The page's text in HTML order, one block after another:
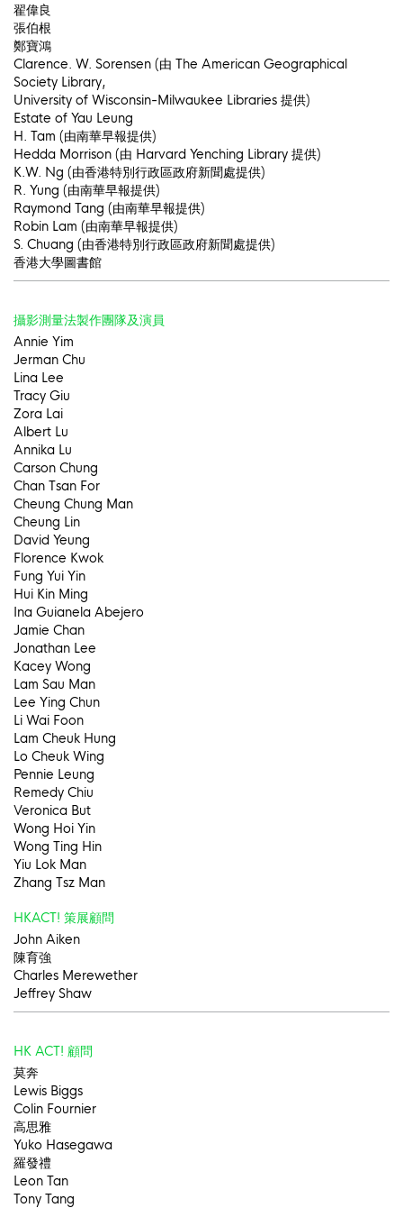
翟偉良
張伯根
鄭寶鴻
Clarence. W. Sorensen (由 The American Geographical
Society Library,
University of Wisconsin-Milwaukee Libraries 提供)
Estate of Yau Leung
H. Tam (由南華早報提供)
Hedda Morrison (由 Harvard Yenching Library 提供)
K.W. Ng (由香港特別行政區政府新聞處提供)
R. Yung (由南華早報提供)
Raymond Tang (由南華早報提供)
Robin Lam (由南華早報提供)
S. Chuang (由香港特別行政區政府新聞處提供)
香港大學圖書館
攝影測量法製作團隊及演員
Annie Yim
Jerman Chu
Lina Lee
Tracy Giu
Zora Lai
Albert Lu
Annika Lu
Carson Chung
Chan Tsan For
Cheung Chung Man
Cheung Lin
David Yeung
Florence Kwok
Fung Yui Yin
Hui Kin Ming
Ina Guianela Abejero
Jamie Chan
Jonathan Lee
Kacey Wong
Lam Sau Man
Lee Ying Chun
Li Wai Foon
Lam Cheuk Hung
Lo Cheuk Wing
Pennie Leung
Remedy Chiu
Veronica But
Wong Hoi Yin
Wong Ting Hin
Yiu Lok Man
Zhang Tsz Man
HKACT! 策展顧問
John Aiken
陳育強
Charles Merewether
Jeffrey Shaw
HK ACT! 顧問
莫奔
Lewis Biggs
Colin Fournier
高思雅
Yuko Hasegawa
羅發禮
Leon Tan
Tony Tang